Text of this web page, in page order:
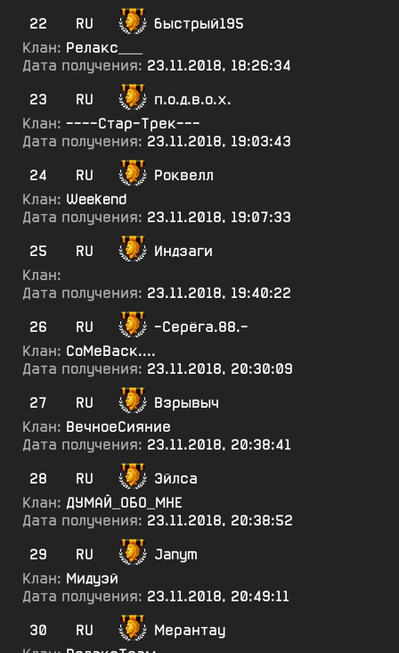
22
RU
быстрый195
Клан: Релакс___
Дата получения: 23.11.2018, 18:26:34
23
RU
п.о.д.в.о.х.
Клан: ----Стар-Трек---
Дата получения: 23.11.2018, 19:03:43
24
RU
Роквелл
Клан: Weekend
Дата получения: 23.11.2018, 19:07:33
25
RU
Индзаги
Клан:
Дата получения: 23.11.2018, 19:40:22
26
RU
-Серёга.88.-
Клан: СоМеВаск....
Дата получения: 23.11.2018, 20:30:09
27
RU
Взрывыч
Клан: ВечноеСияние
Дата получения: 23.11.2018, 20:38:41
28
RU
Эйлса
Клан: ДУМАЙ_ОБО_МНЕ
Дата получения: 23.11.2018, 20:38:52
29
RU
Janym
Клан: Мидуэй
Дата получения: 23.11.2018, 20:49:11
30
RU
Мерантау